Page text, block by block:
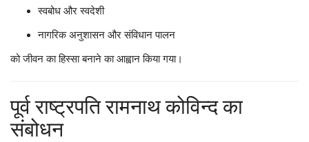
स्वबोध और स्वदेशी
नागरिक अनुशासन और संविधान पालन
को जीवन का हिस्सा बनाने का आह्वान किया गया।
पूर्व राष्ट्रपति रामनाथ कोविन्द का
संबोधन